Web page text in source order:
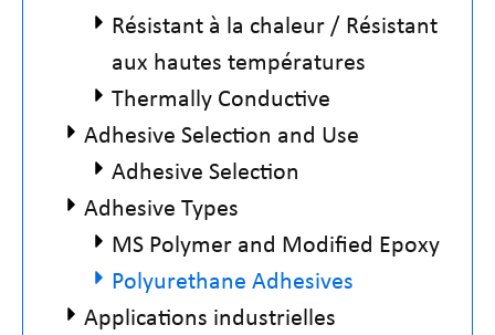
Résistant à la chaleur / Résistant
aux hautes températures
Thermally Conductive
Adhesive Selection and Use
Adhesive Selection
Adhesive Types
MS Polymer and Modified Epoxy
Polyurethane Adhesives
Applications industrielles